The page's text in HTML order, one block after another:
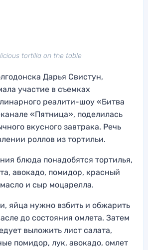
tortilla on the table
Дарья Свистун,
участие в съемках
реалити-шоу «Битва
«Пятница», поделилась
вкусного завтрака. Речь
роллов из тортильи.
блюда понадобятся тортилья,
авокадо, помидор, красный
и сыр моцарелла.
яйца нужно взбить и обжарить
до состояния омлета. Затем
выложить лист салата,
помидор, лук, авокадо, омлет